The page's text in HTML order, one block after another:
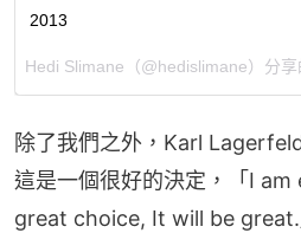
2013
Hedi Slimane （@hedislimane）分
除了我們之外，Karl
這是一個很好的決定，「I
great choice, It will be